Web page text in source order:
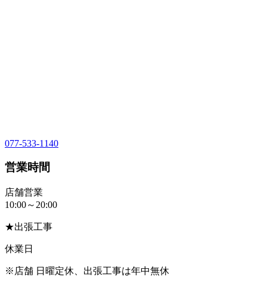
077-533-1140
営業時間
店舗営業
10:00～20:00
★出張工事
休業日
※店舗 日曜定休、出張工事は年中無休